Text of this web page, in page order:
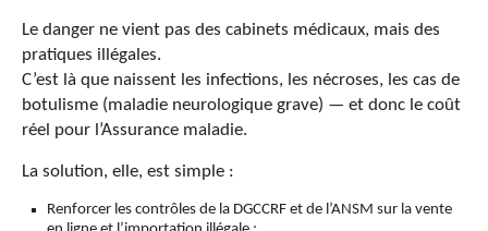
Le danger ne vient pas des cabinets médicaux, mais des
pratiques illégales.
C’est là que naissent les infections, les nécroses, les cas de
botulisme (maladie neurologique grave) — et donc le coût
réel pour l ’Assurance maladie.
La solution, elle, est simple :
Renforcer les contrôles de la DGCCRF et de l’ANSM sur la vente